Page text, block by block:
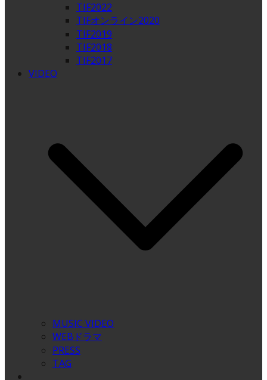
TIF2022
TIFオンライン2020
TIF2019
TIF2018
TIF2017
VIDEO
MUSIC VIDEO
WEBドラマ
PRESS
TAG